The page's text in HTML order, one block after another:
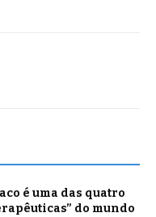
é uma das quatro
do mundo